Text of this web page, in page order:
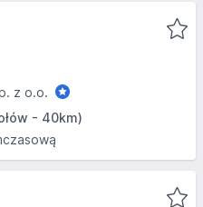
z o.o.
- 40km)